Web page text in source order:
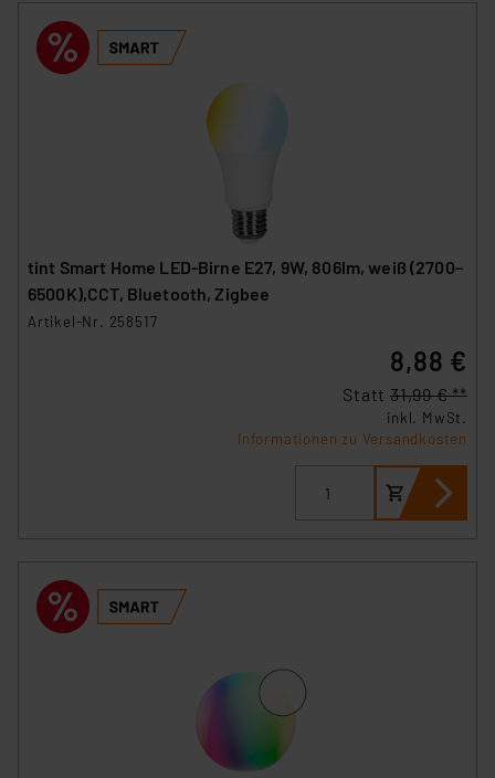
Unsere Kooperation mit diesen Dienstleistern stützt
sich auf die Standarddatenschutzklauseln der
Europäischen Kommission sowie einer eigenen
Beurteilung der mit der Datenübermittlung,
insbesondere der Art der übermittelten Daten,
Datenschutzerklärung
tint Smart Home LED-Birne E27, 9W, 806lm, weiß (2700–
6500K),CCT, Bluetooth, Zigbee
Artikel-Nr. 258517
8,88 €
Statt 31,99 € **
inkl. MwSt.
Informationen zu Versandkosten